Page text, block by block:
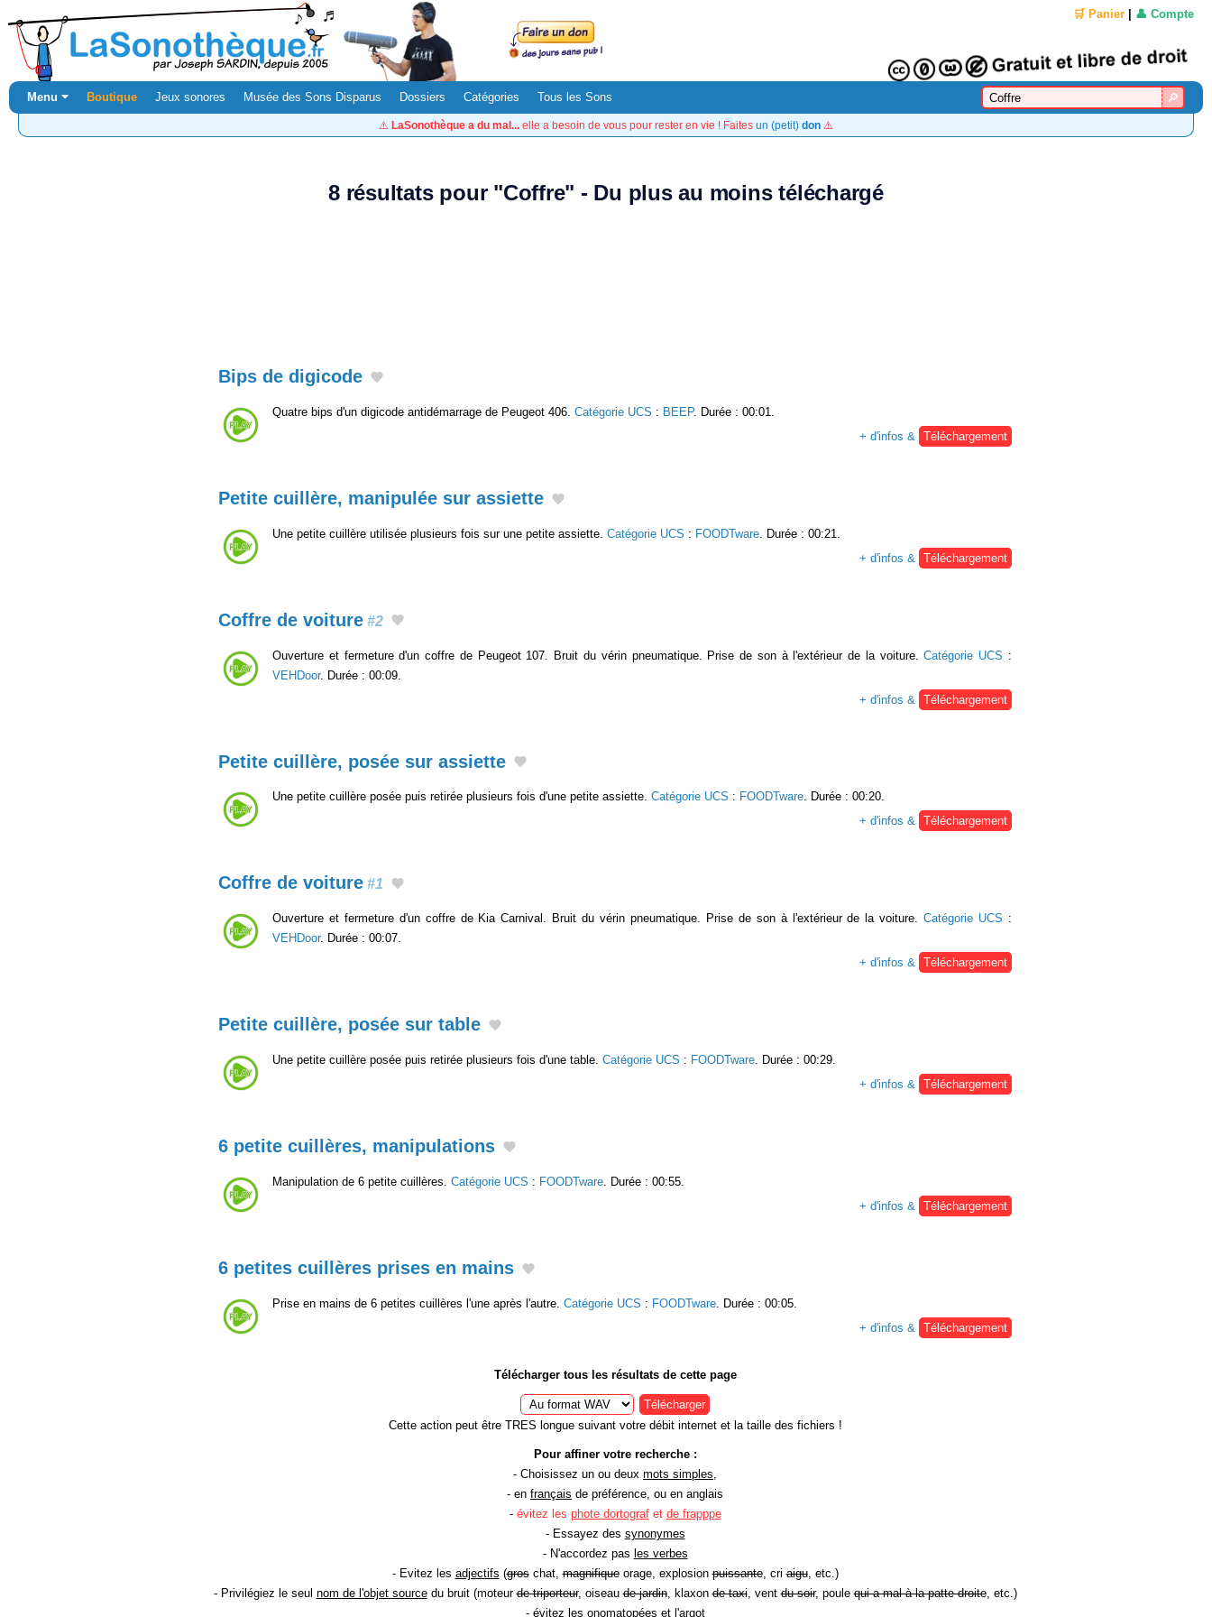
🛒 Panier 👤 Compte
Menu ⏷ Boutique Jeux sonores Musée des Sons Disparus Dossiers Catégories Tous les Sons
⚠️ LaSonothèque a du mal... elle a besoin de vous pour rester en vie ! Faites un (petit) don ⚠️
8 résultats pour "Coffre" - Du plus au moins téléchargé
Bips de digicode
Quatre bips d'un digicode antidémarrage de Peugeot 406. Catégorie UCS : BEEP. Durée : 00:01.
+ d'infos &
Téléchargement
Petite cuillère, manipulée sur assiette
Une petite cuillère utilisée plusieurs fois sur une petite assiette. Catégorie UCS : FOODTware . Durée : 00:21.
+ d'infos &
Téléchargement
Coffre de voiture #2
Ouverture et fermeture d'un coffre de Peugeot 107. Bruit du vérin pneumatique. Prise de son à l'extérieur de la voiture.Catégorie UCS :
VEHDoor. Durée : 00:09.
+ d'infos &
Téléchargement
Petite cuillère, posée sur assiette
Une petite cuillère posée puis retirée plusieurs fois d'une petite assiette. Catégorie UCS : FOODTware. Durée : 00:20.
+ d'infos & Téléchargement
Coffre de voiture #1
Ouverture et fermeture d'un coffre de Kia Carnival. Bruit du vérin pneumatique. Prise de son à l'extérieur de la voiture.Catégorie UCS :
VEHDoor. Durée : 00:07.
+ d'infos & Téléchargement
Petite cuillère, posée sur table
Une petite cuillère posée puis retirée plusieurs fois d'une table. Catégorie UCS : FOODTware. Durée : 00:29.
+ d'infos & Téléchargement
6 petite cuillères, manipulations
Manipulation de 6 petite cuillères. Catégorie UCS : FOODTware . Durée : 00:55.
+ d'infos &
Téléchargement
6 petites cuillères prises en mains
Prise en mains de 6 petites cuillères l'une après l'autre. Catégorie UCS : FOODTware . Durée : 00:05.
+ d'infos &
Téléchargement
Télécharger tous les résultats de cette page
Télécharger
Cette action peut être TRES longue suivant votre débit internet et la taille des fichiers !
Pour affiner votre recherche :
- Choisissez un ou deux mots simples
- en français de préférence, ou en anglais
- évitez les phote dortografet de frapppe
- Essayez des synonymes
- N'accordez pas les verbes
- Evitez les adjectifs (groschat,magnifiqueorage, explosionpuissante, criaigu, etc.)
- Privilégiez le seul nom de l'objet sourcedu bruit (moteurde triporteur, oiseaude jardin, klaxonde taxi, ventdu soir, poulequi a mal à la patte droite, etc.)
- évitez les onomatopées et l'argot